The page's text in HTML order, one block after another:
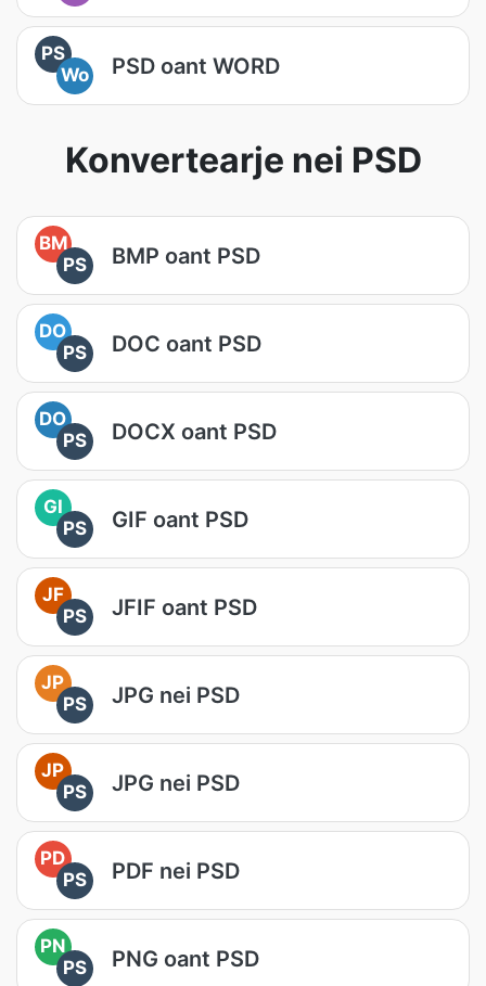
PS
Wo
PSD oant WORD
Konvertearje nei PSD
BM
PS
BMP oant PSD
DO
PS
DOC oant PSD
DO
PS
DOCX oant PSD
GI
PS
GIF oant PSD
JF
PS
JFIF oant PSD
JP
PS
JPG nei PSD
JP
PS
JPG nei PSD
PD
PS
PDF nei PSD
PN
PS
PNG oant PSD